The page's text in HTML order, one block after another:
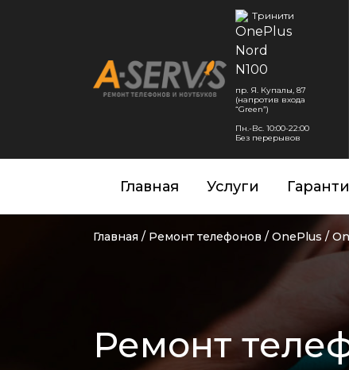
Тринити
пр. Я. Купалы, 87
(напротив входа
“Green”)
Пн.-Вс. 10:00-22:00
Без перерывов
Главная Услуги
Главная / Ремонт телефонов / OnePlus /
Ремонт